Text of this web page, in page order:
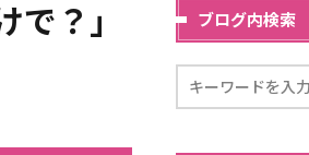
で？」
ブログ内検索